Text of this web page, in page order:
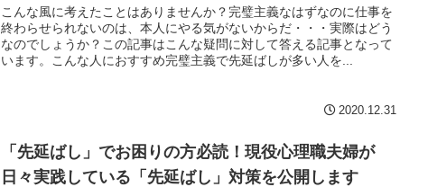
こんな風に考えたことはありませんか？完璧主義なはずなのに仕事を
終わらせられないのは、本人にやる気がないからだ・・・実際はどう
なのでしょうか？この記事はこんな疑問に対して答える記事となって
います。こんな人におすすめ完璧主義で先延ばしが多い人を...
2020.12.31
「先延ばし」でお困りの方必読！現役心理職夫婦が
日々実践している「先延ばし」対策を公開します